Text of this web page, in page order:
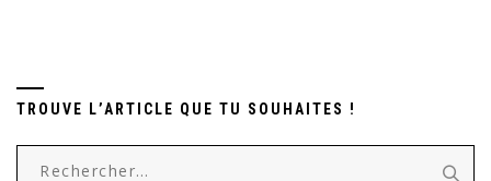
TROUVE L’ARTICLE QUE TU SOUHAITES !
Rechercher :